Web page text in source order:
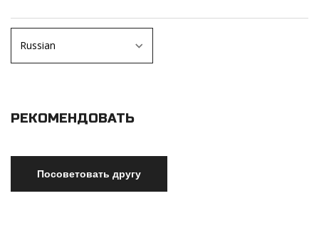
РЕКОМЕНДОВАТЬ